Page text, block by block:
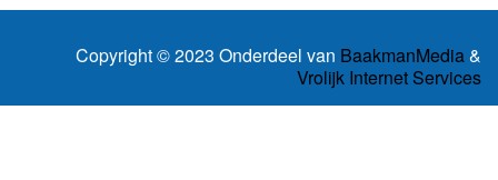
Copyright © 2023 Onderdeel van BaakmanMedia&
Vrolijk Internet Services